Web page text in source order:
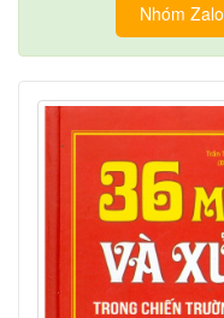
Nhóm Zalo